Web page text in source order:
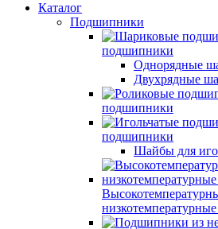
Каталог
Подшипники
подшипники
Однорядные
Двухрядные
подшипники
подшипники
Шайбы для